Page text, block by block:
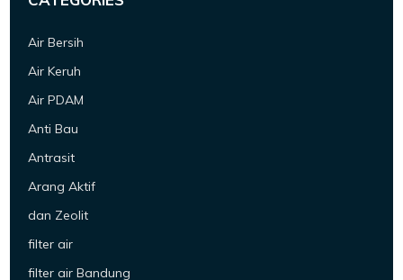
Air Bersih
Air Keruh
Air PDAM
Anti Bau
Antrasit
Arang Aktif
dan Zeolit
filter air
filter air Bandung